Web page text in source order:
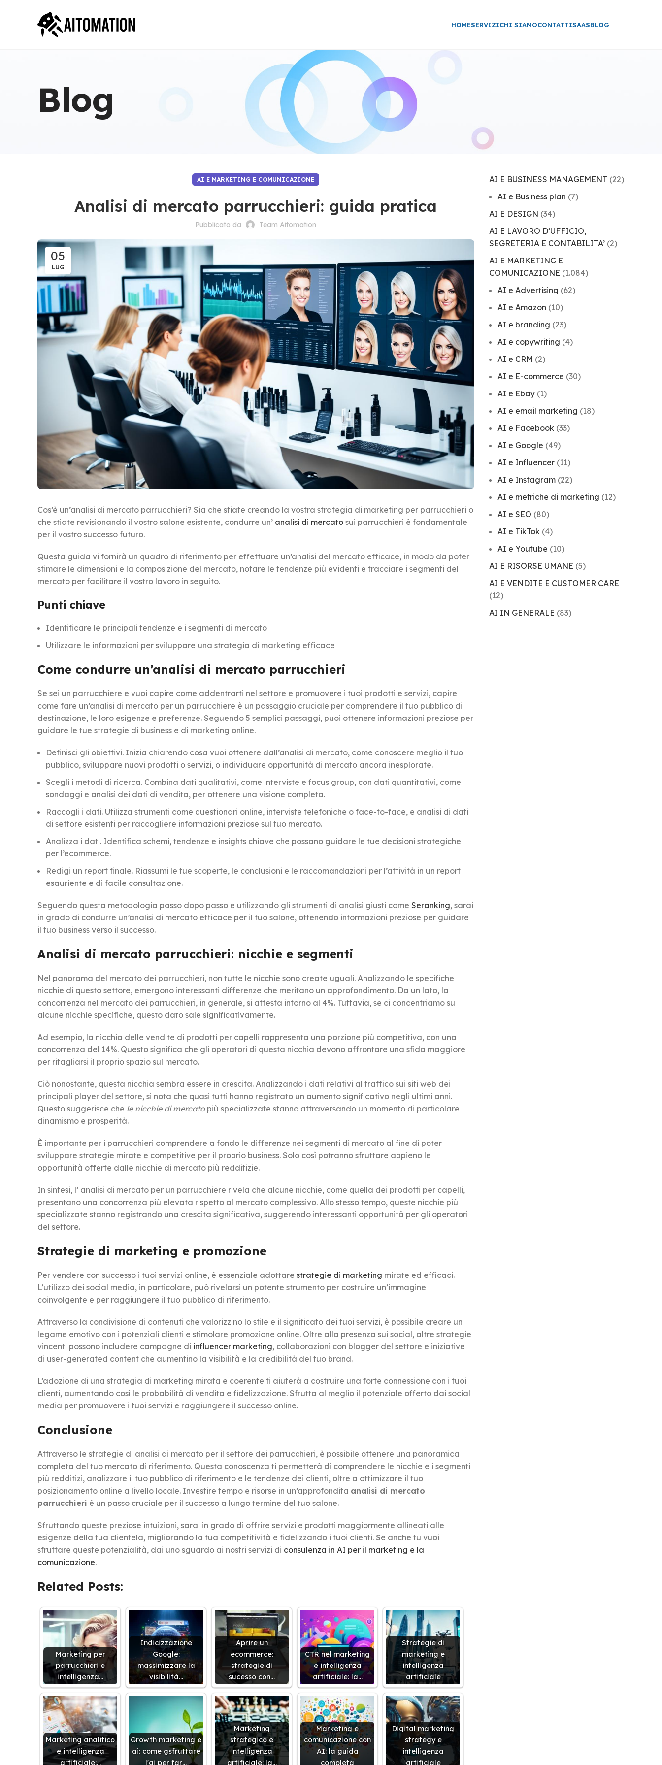
HOMESERVIZICHI SIAMOCONTATTISAASBLOG
Blog
AI E MARKETING E COMUNICAZIONE
Analisi di mercato parrucchieri: guida pratica
Pubblicato da Team Aitomation
05
LUG
Cos’è un’analisi di mercato parrucchieri? Sia che stiate creando la vostra strategia di marketing per parrucchieri o
che stiate revisionando il vostro salone esistente, condurre un’ analisi di mercato sui parrucchieri è fondamentale
per il vostro successo futuro.
Questa guida vi fornirà un quadro di riferimento per effettuare un’analisi del mercato efficace, in modo da poter
stimare le dimensioni e la composizione del mercato, notare le tendenze più evidenti e tracciare i segmenti del
mercato per facilitare il vostro lavoro in seguito.
Punti chiave
Identificare le principali tendenze e i segmenti di mercato
Utilizzare le informazioni per sviluppare una strategia di marketing efficace
Come condurre un’analisi di mercato parrucchieri
Se sei un parrucchiere e vuoi capire come addentrarti nel settore e promuovere i tuoi prodotti e servizi, capire
come fare un’analisi di mercato per un parrucchiere è un passaggio cruciale per comprendere il tuo pubblico di
destinazione, le loro esigenze e preferenze. Seguendo 5 semplici passaggi, puoi ottenere informazioni preziose per
guidare le tue strategie di business e di marketing online.
Definisci gli obiettivi. Inizia chiarendo cosa vuoi ottenere dall’analisi di mercato, come conoscere meglio il tuo
pubblico, sviluppare nuovi prodotti o servizi, o individuare opportunità di mercato ancora inesplorate.
Scegli i metodi di ricerca. Combina dati qualitativi, come interviste e focus group, con dati quantitativi, come
sondaggi e analisi dei dati di vendita, per ottenere una visione completa.
Raccogli i dati. Utilizza strumenti come questionari online, interviste telefoniche o face-to-face, e analisi di dati
di settore esistenti per raccogliere informazioni preziose sul tuo mercato.
Analizza i dati. Identifica schemi, tendenze e insights chiave che possano guidare le tue decisioni strategiche
per l’ecommerce.
Redigi un report finale. Riassumi le tue scoperte, le conclusioni e le raccomandazioni per l’attività in un report
esauriente e di facile consultazione.
Seguendo questa metodologia passo dopo passo e utilizzando gli strumenti di analisi giusti come Seranking, sarai
in grado di condurre un’analisi di mercato efficace per il tuo salone, ottenendo informazioni preziose per guidare
il tuo business verso il successo.
Analisi di mercato parrucchieri: nicchie e segmenti
Nel panorama del mercato dei parrucchieri, non tutte le nicchie sono create uguali. Analizzando le specifiche
nicchie di questo settore, emergono interessanti differenze che meritano un approfondimento. Da un lato, la
concorrenza nel mercato dei parrucchieri, in generale, si attesta intorno al 4%. Tuttavia, se ci concentriamo su
alcune nicchie specifiche, questo dato sale significativamente.
Ad esempio, la nicchia delle vendite di prodotti per capelli rappresenta una porzione più competitiva, con una
concorrenza del 14%. Questo significa che gli operatori di questa nicchia devono affrontare una sfida maggiore
per ritagliarsi il proprio spazio sul mercato.
Ciò nonostante, questa nicchia sembra essere in crescita. Analizzando i dati relativi al traffico sui siti web dei
principali player del settore, si nota che quasi tutti hanno registrato un aumento significativo negli ultimi anni.
Questo suggerisce che le nicchie di mercato più specializzate stanno attraversando un momento di particolare
dinamismo e prosperità.
È importante per i parrucchieri comprendere a fondo le differenze nei segmenti di mercato al fine di poter
sviluppare strategie mirate e competitive per il proprio business. Solo così potranno sfruttare appieno le
opportunità offerte dalle nicchie di mercato più redditizie.
In sintesi, l’ analisi di mercato per un parrucchiere rivela che alcune nicchie, come quella dei prodotti per capelli,
presentano una concorrenza più elevata rispetto al mercato complessivo. Allo stesso tempo, queste nicchie più
specializzate stanno registrando una crescita significativa, suggerendo interessanti opportunità per gli operatori
del settore.
Strategie di marketing e promozione
Per vendere con successo i tuoi servizi online, è essenziale adottare strategie di marketing mirate ed efficaci.
L’utilizzo dei social media, in particolare, può rivelarsi un potente strumento per costruire un’immagine
coinvolgente e per raggiungere il tuo pubblico di riferimento.
Attraverso la condivisione di contenuti che valorizzino lo stile e il significato dei tuoi servizi, è possibile creare un
legame emotivo con i potenziali clienti e stimolare promozione online. Oltre alla presenza sui social, altre strategie
vincenti possono includere campagne di influencer marketing, collaborazioni con blogger del settore e iniziative
di user-generated content che aumentino la visibilità e la credibilità del tuo brand.
L’adozione di una strategia di marketing mirata e coerente ti aiuterà a costruire una forte connessione con i tuoi
clienti, aumentando così le probabilità di vendita e fidelizzazione. Sfrutta al meglio il potenziale offerto dai social
media per promuovere i tuoi servizi e raggiungere il successo online.
Conclusione
Attraverso le strategie di analisi di mercato per il settore dei parrucchieri, è possibile ottenere una panoramica
completa del tuo mercato di riferimento. Questa conoscenza ti permetterà di comprendere le nicchie e i segmenti
più redditizi, analizzare il tuo pubblico di riferimento e le tendenze dei clienti, oltre a ottimizzare il tuo
posizionamento online a livello locale. Investire tempo e risorse in un’approfondita analisi di mercato
parrucchieri è un passo cruciale per il successo a lungo termine del tuo salone.
Sfruttando queste preziose intuizioni, sarai in grado di offrire servizi e prodotti maggiormente allineati alle
esigenze della tua clientela, migliorando la tua competitività e fidelizzando i tuoi clienti. Se anche tu vuoi
sfruttare queste potenzialità, dai uno sguardo ai nostri servizi di consulenza in AI per il marketing e la
comunicazione.
Related Posts:
Marketing per
parrucchieri e
intelligenza…
Indicizzazione
Google:
massimizzare la
visibilità…
Aprire un
ecommerce:
strategie di
sucesso con…
CTR nel marketing
e intelligenza
artificiale: la…
Strategie di
marketing e
intelligenza
artificiale
Marketing analitico
e intelligenza
artificiale:…
Growth marketing e
ai: come gsfruttare
l'ai per far…
Marketing
strategico e
intelligenza
artificiale: la…
Marketing e
comunicazione con
AI: la guida
completa
Digital marketing
strategy e
intelligenza
artificiale
AI E BUSINESS MANAGEMENT (22)
AI e Business plan (7)
AI E DESIGN (34)
AI E LAVORO D’UFFICIO,
SEGRETERIA E CONTABILITA’(2)
AI E MARKETING E
COMUNICAZIONE (1.084)
AI e Advertising (62)
AI e Amazon (10)
AI e branding (23)
AI e copywriting (4)
AI e CRM (2)
AI e E-commerce (30)
AI e Ebay(1)
AI e email marketing (18)
AI e Facebook(33)
AI e Google (49)
AI e Influencer(11)
AI e Instagram(22)
AI e metriche di marketing (12)
AI e SEO (80)
AI e TikTok(4)
AI e Youtube (10)
AI E RISORSE UMANE (5)
AI E VENDITE E CUSTOMER CARE
(12)
AI IN GENERALE (83)